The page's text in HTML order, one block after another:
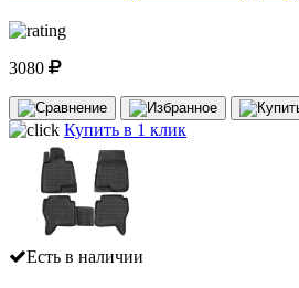
3080
Купить в 1 клик
Есть в наличии